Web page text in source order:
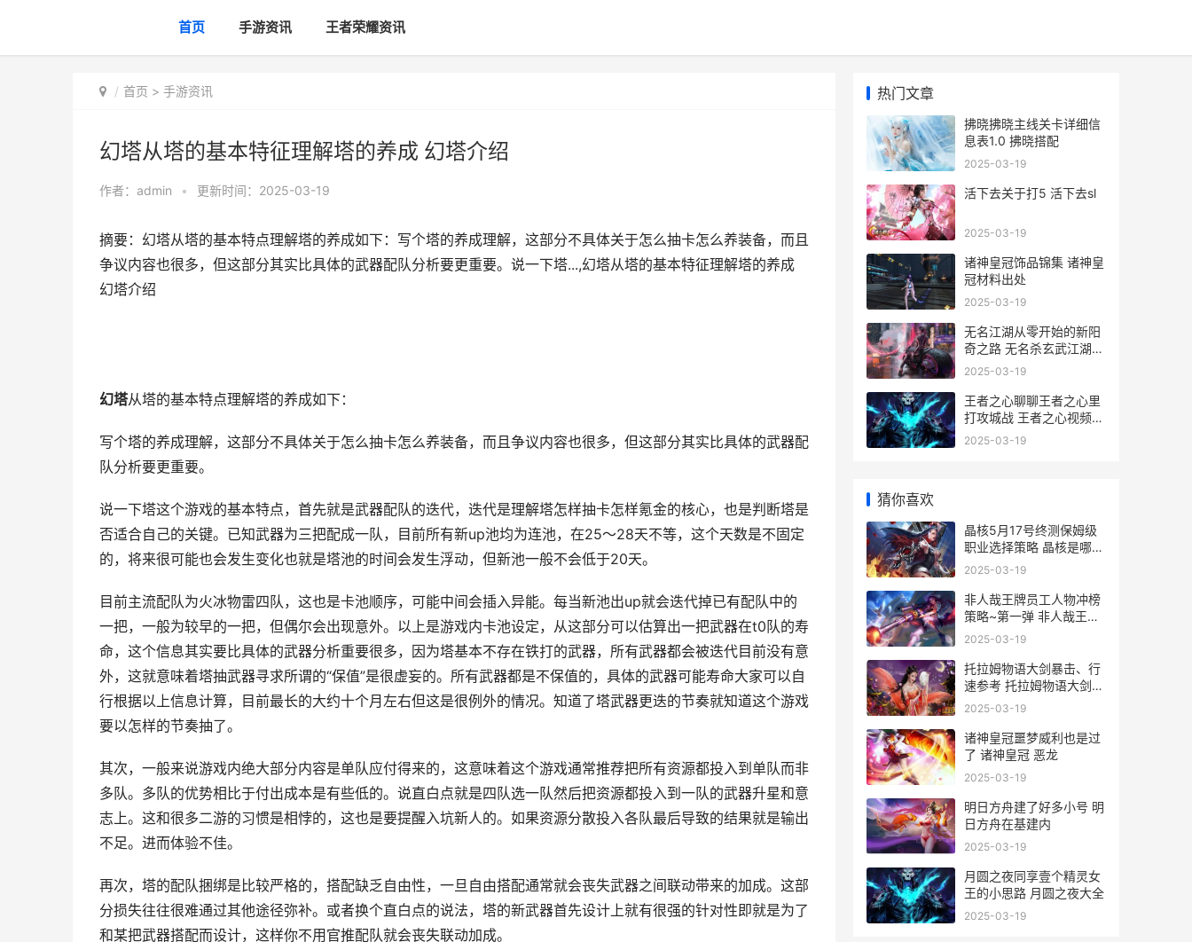
首页 手游资讯 王者荣耀资讯
首页 > 手游资讯
幻塔从塔的基本特征理解塔的养成 幻塔介绍
作者： admin • 更新时间：2025-03-19
摘要：幻塔从塔的基本特点理解塔的养成如下：写个塔的养成理解，这部分不具体关于怎么抽卡怎么养装备，而且
争议内容也很多，但这部分其实比具体的武器配队分析要更重要。说一下塔...,幻塔从塔的基本特征理解塔的养成
幻塔介绍
幻塔从塔的基本特点理解塔的养成如下：
写个塔的养成理解，这部分不具体关于怎么抽卡怎么养装备，而且争议内容也很多，但这部分其实比具体的武器配
队分析要更重要。
说一下塔这个游戏的基本特点，首先就是武器配队的迭代，迭代是理解塔怎样抽卡怎样氪金的核心，也是判断塔是
否适合自己的关键。已知武器为三把配成一队，目前所有新up池均为连池，在25～28天不等，这个天数是不固定
的，将来很可能也会发生变化也就是塔池的时间会发生浮动，但新池一般不会低于20天。
目前主流配队为火冰物雷四队，这也是卡池顺序，可能中间会插入异能。每当新池出up就会迭代掉已有配队中的
一把，一般为较早的一把，但偶尔会出现意外。以上是游戏内卡池设定，从这部分可以估算出一把武器在t0队的寿
命，这个信息其实要比具体的武器分析重要很多，因为塔基本不存在铁打的武器，所有武器都会被迭代目前没有意
外，这就意味着塔抽武器寻求所谓的“保值”是很虚妄的。所有武器都是不保值的，具体的武器可能寿命大家可以自
行根据以上信息计算，目前最长的大约十个月左右但这是很例外的情况。知道了塔武器更迭的节奏就知道这个游戏
要以怎样的节奏抽了。
其次，一般来说游戏内绝大部分内容是单队应付得来的，这意味着这个游戏通常推荐把所有资源都投入到单队而非
多队。多队的优势相比于付出成本是有些低的。说直白点就是四队选一队然后把资源都投入到一队的武器升星和意
志上。这和很多二游的习惯是相悖的，这也是要提醒入坑新人的。如果资源分散投入各队最后导致的结果就是输出
不足。进而体验不佳。
再次，塔的配队捆绑是比较严格的，搭配缺乏自由性，一旦自由搭配通常就会丧失武器之间联动带来的加成。这部
分损失往往很难通过其他途径弥补。或者换个直白点的说法，塔的新武器首先设计上就有很强的针对性即就是为了
和某把武器搭配而设计，这样你不用官推配队就会丧失联动加成。
热门文章
拂晓拂晓主线关卡详细信
息表1.0 拂晓搭配
2025-03-19
活下去关于打5 活下去sl
2025-03-19
诸神皇冠饰品锦集 诸神皇
冠材料出处
2025-03-19
无名江湖从零开始的新阳
奇之路 无名杀玄武江湖下
载
2025-03-19
王者之心聊聊王者之心里
打攻城战 王者之心视频解
说
2025-03-19
猜你喜欢
晶核5月17号终测保姆级
职业选择策略 晶核是哪个
公司的
2025-03-19
非人哉王牌员工人物冲榜
策略~第一弹 非人哉王牌
员工大圣
2025-03-19
托拉姆物语大剑暴击、行
速参考 托拉姆物语大剑武
器掉落列表
2025-03-19
诸神皇冠噩梦威利也是过
了 诸神皇冠 恶龙
2025-03-19
明日方舟建了好多小号 明
日方舟在基建内
2025-03-19
月圆之夜同享壹个精灵女
王的小思路 月圆之夜大全
2025-03-19